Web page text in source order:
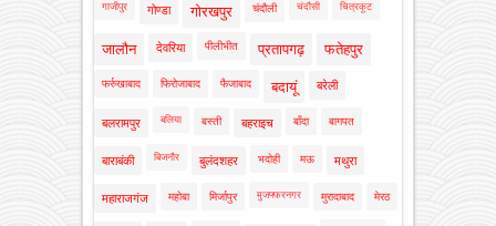
गाजीपुर गोण्डा गोरखपुर चंदौली चंदौसी चित्रकूट
जालौन देवरिया पीलीभीत प्रतापगढ़ फतेहपुर
फर्रुखाबाद फिरोजाबाद फैजाबाद बदायूं बरेली
बलरामपुर बलिया बस्ती बहराइच बाँदा बागपत
बाराबंकी बिजनौर बुलंदशहर भदोही मऊ मथुरा
महाराजगंज महोबा मिर्जापुर मुजफ्फरनगर मुरादाबाद मेरठ